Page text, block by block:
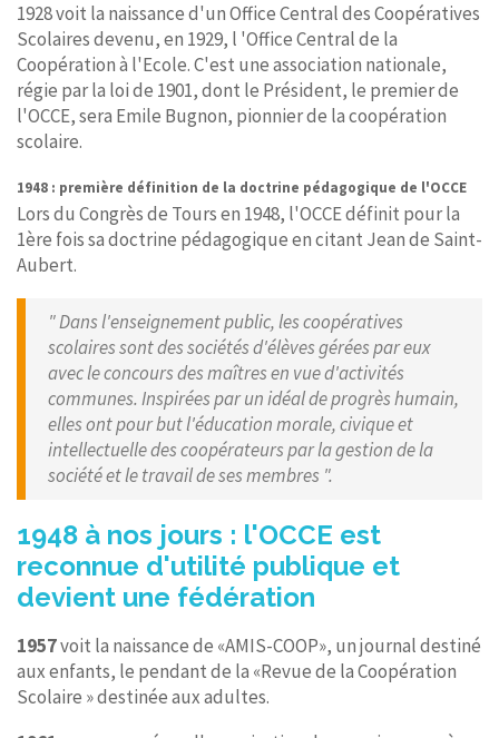
1928 voit la naissance d'un Office Central des Coopératives
Scolaires devenu, en 1929, l 'Office Central de la
Coopération à l'Ecole. C'est une association nationale,
régie par la loi de 1901, dont le Président, le premier de
l'OCCE, sera Emile Bugnon, pionnier de la coopération
scolaire.
1948 : première définition de la doctrine pédagogique de l'OCCE
Lors du Congrès de Tours en 1948, l'OCCE définit pour la
1ère fois sa doctrine pédagogique en citant Jean de Saint-
Aubert.
" Dans l'enseignement public, les coopératives
scolaires sont des sociétés d'élèves gérées par eux
avec le concours des maîtres en vue d'activités
communes. Inspirées par un idéal de progrès humain,
elles ont pour but l'éducation morale, civique et
intellectuelle des coopérateurs par la gestion de la
société et le travail de ses membres ".
1948 à nos jours : l'OCCE est
reconnue d'utilité publique et
devient une fédération
1957voit la naissance de «AMIS-COOP», un journal destiné
aux enfants, le pendant de la «Revue de la Coopération
Scolaire » destinée aux adultes.